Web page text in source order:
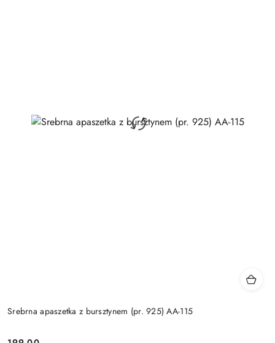
Srebrna apaszetka z bursztynem (pr. 925) AA-115